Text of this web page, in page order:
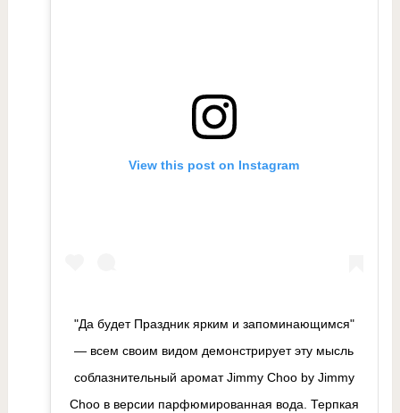
View this post on Instagram
"Да будет Праздник ярким и запоминающимся"
— всем своим видом демонстрирует эту мысль
соблазнительный аромат Jimmy Choo by Jimmy
Choo в версии парфюмированная вода. Терпкая